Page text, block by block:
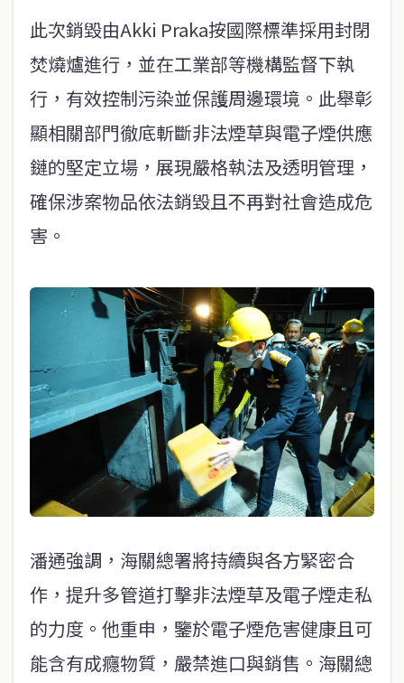
此次銷毀由Akki Praka按國際標準採用封閉
焚燒爐進行，並在工業部等機構監督下執
行，有效控制污染並保護周邊環境。此舉彰
顯相關部門徹底斬斷非法煙草與電子煙供應
鏈的堅定立場，展現嚴格執法及透明管理，
確保涉案物品依法銷毀且不再對社會造成危
害。
潘通強調，海關總署將持續與各方緊密合
作，提升多管道打擊非法煙草及電子煙走私
的力度。他重申，鑒於電子煙危害健康且可
能含有成癮物質，嚴禁進口與銷售。海關總